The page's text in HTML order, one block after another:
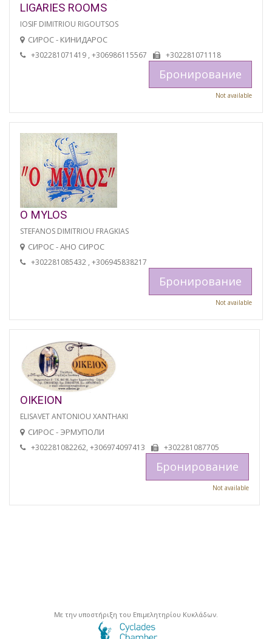
LIGARIES ROOMS
IOSIF DIMITRIOU RIGOUTSOS
СИРОС - КИНИДАРОС
+302281071419 , +306986115567 +302281071118
Бронирование
Not available
O MYLOS
STEFANOS DIMITRIOU FRAGKIAS
СИРОС - АНО СИРОС
+302281085432 , +306945838217
Бронирование
Not available
OIKEION
ELISAVET ANTONIOU XANTHAKI
СИРОС - ЭРМУПОЛИ
+302281082262, +306974097413 +302281087705
Бронирование
Not available
Με την υποστήριξη του Επιμελητηρίου Κυκλάδων.